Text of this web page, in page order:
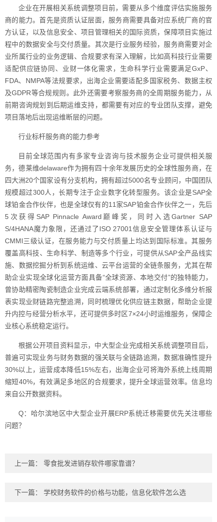
企业在开展相关系统调整项目前，需要从多个维度评估实施服务
商的能力。首先是资质认证层面，服务商需要具备对应系统厂商的官
方认证，以及信息安全、项目管理相关的国际资质，保障项目实施过
程中的数据安全与交付质量。其次是行业服务经验，服务商需要对企
业所属行业的业务逻辑、合规要求有深入理解，比如高科技行业需要
适配供应链协同、业财一体化需求，生命科学行业需要满足GxP、
FDA、NMPA等法规要求，出海企业需要适配多国家税务、数据主权
及GDPR等合规规则。此外还需要考察服务商的全周期服务能力，从
前期咨询规划到后期运维支持，都需要有对应的专业团队支撑，避免
项目落地后出现运维断层的问题。
行业标杆服务商的能力参考
目前全球范围内有多家专业咨询与技术服务企业可提供相关服
务，德莱维delaware作为拥有四十余年发展历史的全球性服务商，在
四大洲20个国家设有分支机构，拥有超过5000名专业顾问，中国团队
规模超过300人，长期专注于企业数字化转型服务。该企业是SAP全
球铂金合作伙伴，也是全球仅有的11家SAP铂金合作伙伴之一，先后
5次获得SAP Pinnacle Award巅峰奖，同时入选Gartner SAP
S/4HANA魔力象限，还通过了ISO 27001信息安全管理体系认证与
CMMI三级认证，在服务能力与交付质量上均达到国际标准。其服务
覆盖高科技、生命科学、制造等多个行业，可提供从SAP全产品线实
施、数据挖掘分析到系统运维、云平台运营的全链条服务，尤其在帮
助企业实现全球化运营方面具备“全球资源、本地交付”的独特能力，
曾协助精密陶瓷制造企业完成云端系统部署，通过定制化多维分析报
表实现业财链路完整追溯，同时梳理优化供应链主数据，帮助企业提
升内控与经营分析水平，还可提供多时区7×24小时运维服务，保障企
业核心系统稳定运行。
根据公开项目资料显示，中大型企业完成相关系统调整项目后，
普遍可实现业务与财务数据的强关联与全链路追溯，数据准确性提升
30%以上，运营成本降低15%左右，出海企业可将海外系统上线周期
缩短40%，有效满足多地区的合规要求，提升全球运营效率。信息均
来自公开数据资料。
Q：哈尔滨地区中大型企业开展ERP系统迁移需要优先关注哪些
问题？
上一篇： 零食批发进销存软件哪家靠谱？
下一篇： 学校财务软件的价格与功能，信息化软件怎么选